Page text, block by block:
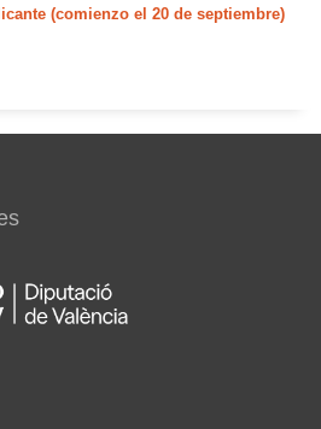
(comienzo el 20 de septiembre)